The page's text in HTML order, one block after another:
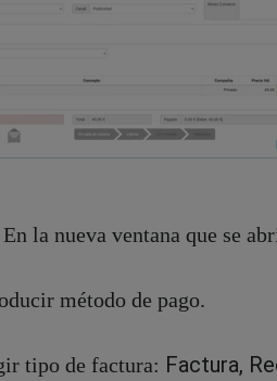
En la nueva ventana que se
método de pago.
tipo de factura: Factura,